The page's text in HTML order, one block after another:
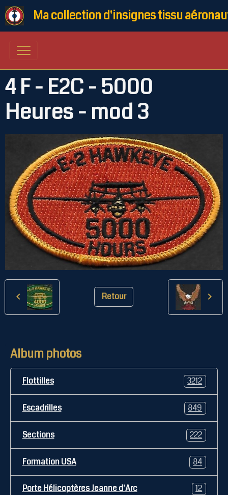
Ma collection d'insignes tissu
4 F - E2C - 5000
Heures - mod 3
Retour
Album photos
Flottilles 3212
Escadrilles 849
Sections 222
Formation USA 84
Porte Hélicoptères Jeanne d'Arc 12